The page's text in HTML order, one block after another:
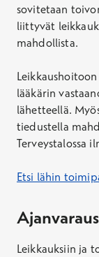
sovitetaan
liittyvät
mahdollista.
lääkärin
lähetteellä.
tiedustella
Terveystalossa
Etsi lähin
Ajanvaraus
Leikkauksiin ja